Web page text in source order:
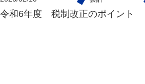
令和6年度 税制改正のポイント